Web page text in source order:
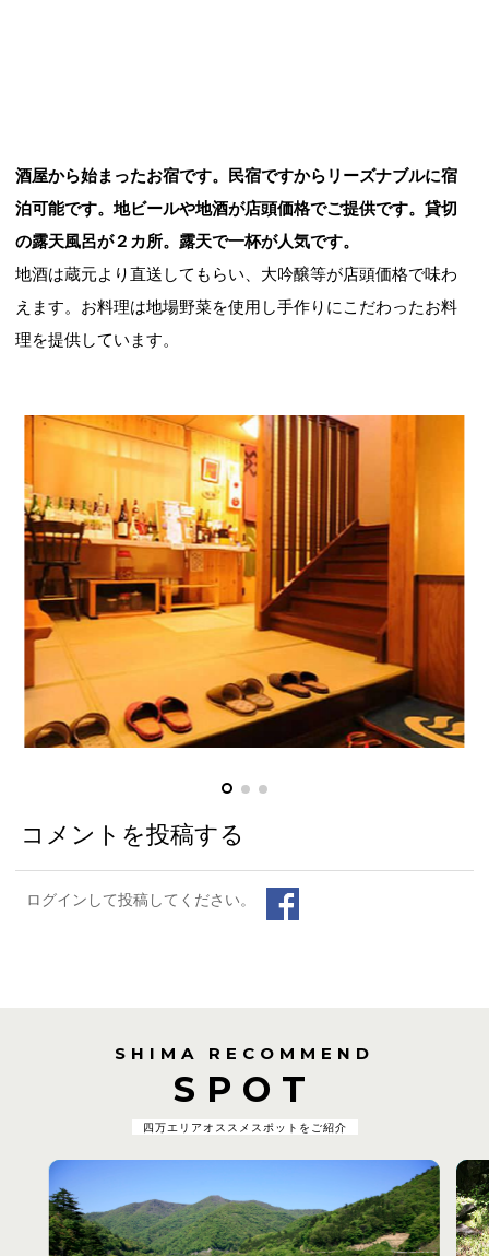
酒屋から始まったお宿です。民宿ですからリーズナブルに宿
泊可能です。地ビールや地酒が店頭価格でご提供です。貸切
の露天風呂が２カ所。露天で一杯が人気です。
地酒は蔵元より直送してもらい、大吟醸等が店頭価格で味わ
えます。お料理は地場野菜を使用し手作りにこだわったお料
理を提供しています。
コメントを投稿する
ログインして投稿してください。
SHIMA RECOMMEND
SPOT
四万エリアオススメスポットをご紹介